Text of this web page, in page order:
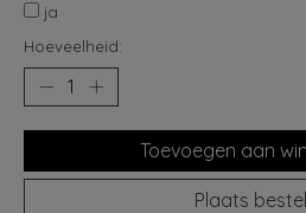
ja
Hoeveelheid:
Toevoegen aan
Plaats